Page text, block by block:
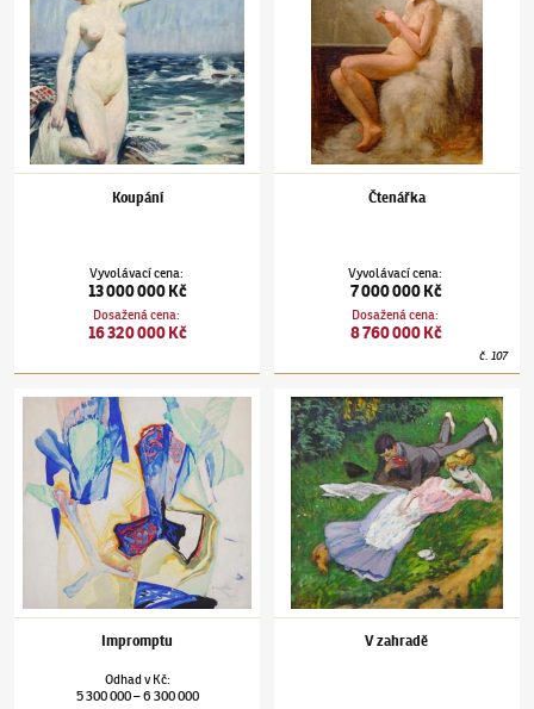
Koupání
Vyvolávací cena:
13 000 000 Kč
Dosažená cena:
16 320 000 Kč
Čtenářka
Vyvolávací cena:
7 000 000 Kč
Dosažená cena:
8 760 000 Kč
č.107
František Kupka(1871–1957)Impromptu
Impromptu
Odhadv Kč:
5 300 000–6 300 000
František Kupka(1871–1957)V zahradě
V zahradě